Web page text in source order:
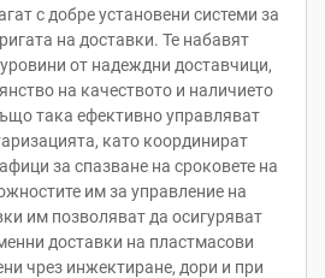
с добре установени системи за
на доставки. Те набавят
от надеждни доставчици,
на качеството и наличието
така ефективно управляват
като координират
за спазване на сроковете на
им за управление на
им позволяват да осигуряват
доставки на пластмасови
чрез инжектиране, дори и при